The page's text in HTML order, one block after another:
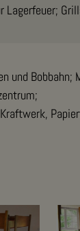
Lagerfeuer;
und Bobbahn;